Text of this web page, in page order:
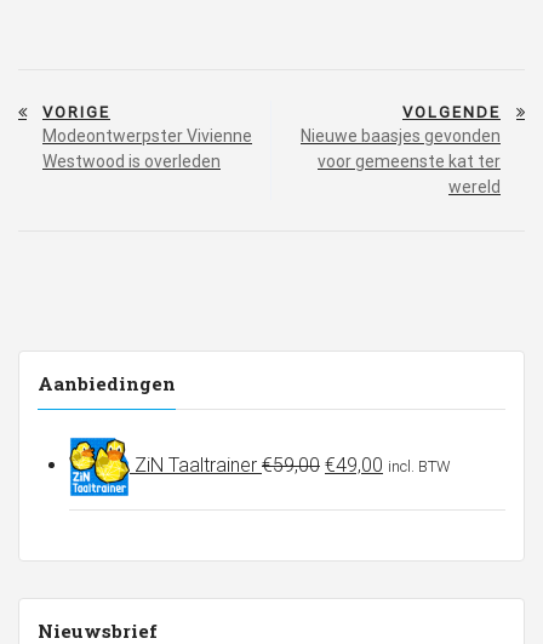
Bericht
navigatie
VORIGE
Modeontwerpster Vivienne
Westwood is overleden
VOLGENDE
Nieuwe baasjes gevonden
voor gemeenste kat ter
wereld
Aanbiedingen
ZiN Taaltrainer €59,00
prijs
was:
€49,00
prijs
is:
incl. BTW
Nieuwsbrief